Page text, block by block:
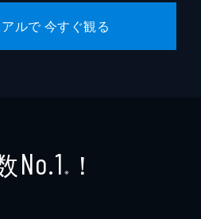
ルで 今すぐ観る
No.1 ※ ！